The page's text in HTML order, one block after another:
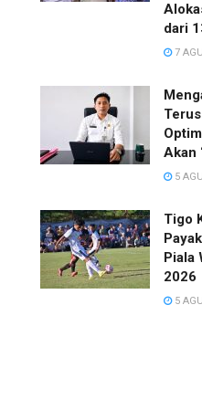
dari
7
Akan
5
Tigo
Piala
2026
5